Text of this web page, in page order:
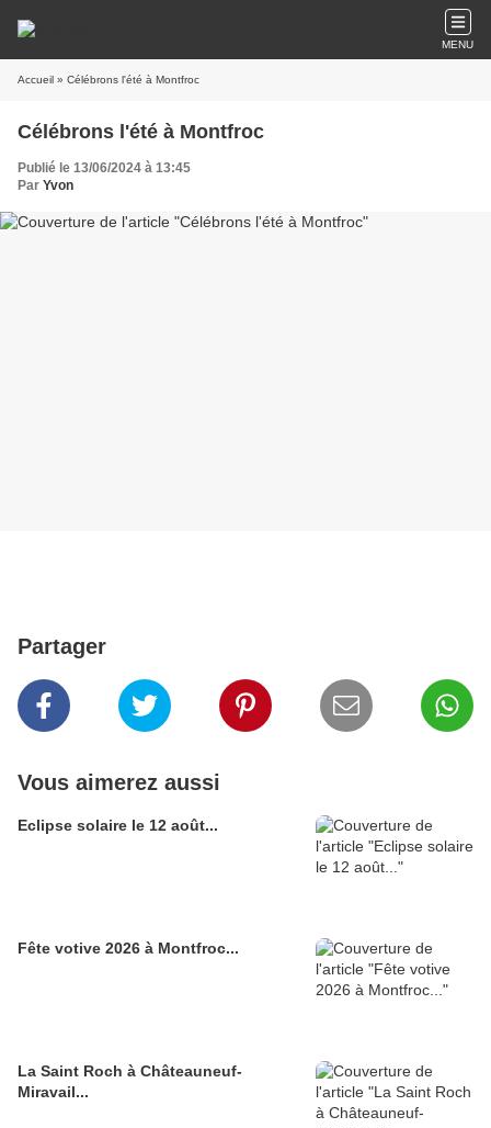
MENU
Accueil » Célébrons l'été à Montfroc
Célébrons l'été à Montfroc
Publié le 13/06/2024 à 13:45
Par Yvon
Partager
Vous aimerez aussi
Eclipse solaire le 12 août...
Fête votive 2026 à Montfroc...
La Saint Roch à Châteauneuf-
Miravail...